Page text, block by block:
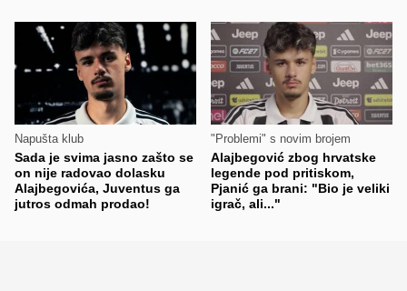
Napušta klub
Sada je svima jasno zašto se
on nije radovao dolasku
Alajbegovića, Juventus ga
jutros odmah prodao!
"Problemi" s novim brojem
Alajbegović zbog hrvatske
legende pod pritiskom,
Pjanić ga brani: "Bio je veliki
igrač, ali..."